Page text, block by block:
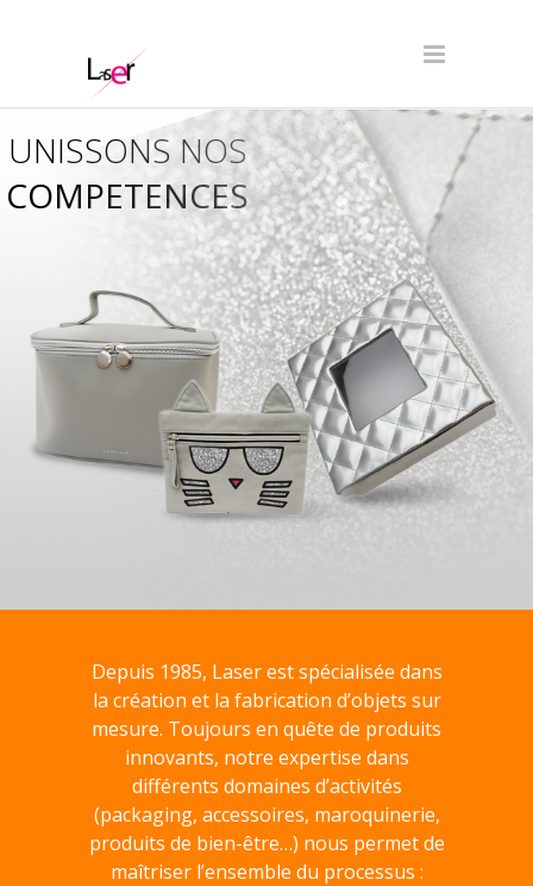
COMPETENCES
UNISSONS NOS
Depuis 1985, Laser est spécialisée dans
la création et la fabrication d’objets sur
mesure. Toujours en quête de produits
innovants, notre expertise dans
différents domaines d’activités
(packaging, accessoires, maroquinerie,
produits de bien-être…) nous permet de
maîtriser l’ensemble du processus :